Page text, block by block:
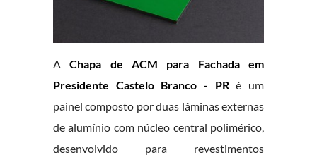
AChapa de ACM para Fachada em
Presidente Castelo Branco - PRé um
painel composto por duas lâminas externas
de alumínio com núcleo central polimérico,
desenvolvido para revestimentos